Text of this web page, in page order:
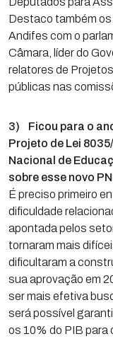
Destaco também
Andifes com o
Câmara, líder do
relatores de
públicas nas
3) Ficou para o
Projeto de Lei
Nacional de
sobre esse novo
É preciso primeiro
dificuldade
apontada pelos
tornaram mais
dificultaram a
sua aprovação em
ser mais efetiva
será possível
os 10% do PIB para